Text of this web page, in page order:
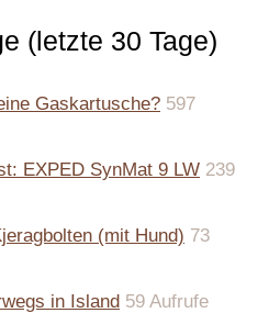
(letzte 30 Tage)
Gaskartusche? 597
EXPED SynMat 9 LW 239
(mit Hund) 73
in Island 59 Aufrufe